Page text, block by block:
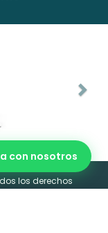
los derechos
Nacional de la
2760614
con nosotros